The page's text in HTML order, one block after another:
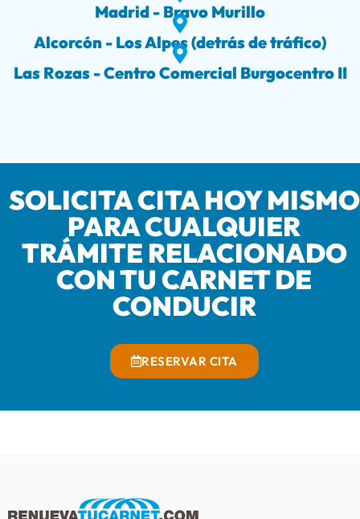
Madrid - Bravo Murillo
Alcorcón - Los Alpes (detrás de tráfico)
Las Rozas - Centro Comercial Burgocentro II
SOLICITA CITA HOY MISMO
PARA CUALQUIER
TRÁMITE RELACIONADO
CON TU CARNET DE
CONDUCIR
RESERVAR CITA